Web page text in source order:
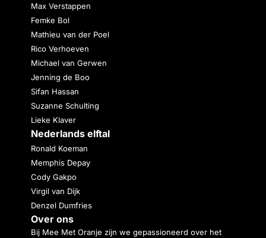
Max Verstappen
Femke Bol
Mathieu van der Poel
Rico Verhoeven
Michael van Gerwen
Jenning de Boo
Sifan Hassan
Suzanne Schulting
Lieke Klaver
Nederlands elftal
Ronald Koeman
Memphis Depay
Cody Gakpo
Virgil van Dijk
Denzel Dumfries
Over ons
Bij Mee Met Oranje zijn we gepassioneerd over het